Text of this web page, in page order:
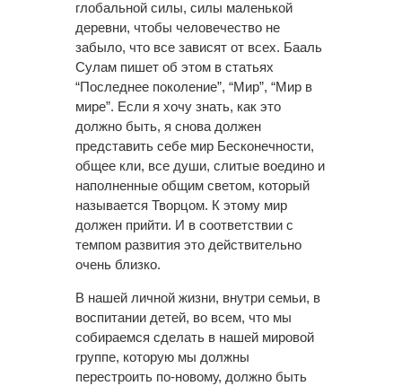
глобальной силы, силы маленькой
деревни, чтобы человечество не
забыло, что все зависят от всех. Бааль
Сулам пишет об этом в статьях
“Последнее поколение”, “Мир”, “Мир в
мире”. Если я хочу знать, как это
должно быть, я снова должен
представить себе мир Бесконечности,
общее кли, все души, слитые воедино и
наполненные общим светом, который
называется Творцом. К этому мир
должен прийти. И в соответствии с
темпом развития это действительно
очень близко.
В нашей личной жизни, внутри семьи, в
воспитании детей, во всем, что мы
собираемся сделать в нашей мировой
группе, которую мы должны
перестроить по-новому, должно быть